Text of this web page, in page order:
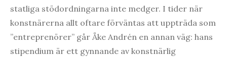
statliga stödordningarna inte medger. I tider när
konstnärerna allt oftare förväntas att uppträda som
”entreprenörer” går Åke Andrén en annan väg: hans
stipendium är ett gynnande av konstnärlig